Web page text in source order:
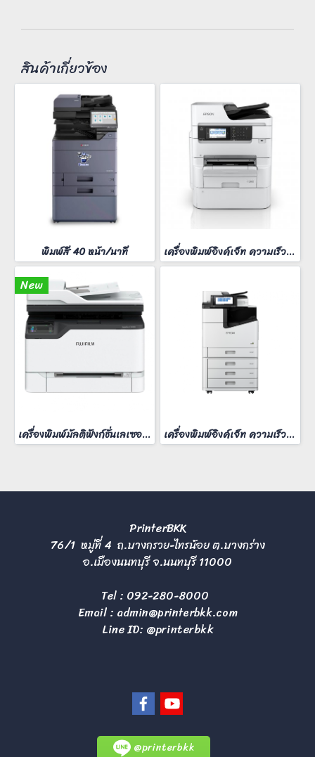
สินค้าเกี่ยวข้อง
พิมพ์สี 40 หน้า/นาที เครื่องพิมพ์อิงค์เจ็ท ความเร็วสี 25 หน้า/นาที
New
เครื่องพิมพ์มัลติฟังก์ชั่นเลเซอร์สี FujiFilm ApeosPort C2410SD เครื่องพิมพ์อิงค์เจ็ท ความเร็วสี 60 หน้า/นาที
PrinterBKK
76/1 หมู่ที่ 4 ถ.บางกรวย-ไทรน้อย ต.บางกร่าง
อ.เมืองนนทบุรี จ.นนทบุรี 11000
Tel : 092-280-8000
Email : admin@printerbkk.com
Line ID: @printerbkk
@printerbkk